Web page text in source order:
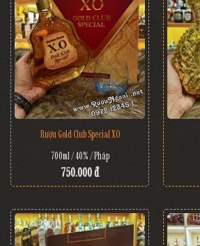
Rượu Gold Club Special XO
700ml / 40% / Pháp
750.000 đ